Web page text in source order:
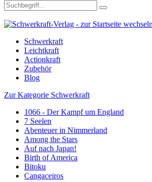
Schwerkraft
Leichtkraft
Actionkraft
Zubehör
Blog
Zur Kategorie Schwerkraft
1066 - Der Kampf um England
7 Seelen
Abenteuer in Nimmerland
Among the Stars
Auf nach Japan!
Birth of America
Bitoku
Cangaceiros